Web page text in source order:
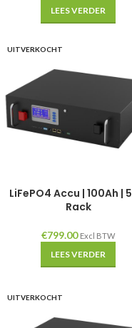
LEES VERDER
UITVERKOCHT
LiFePO4 Accu | 100Ah |
Rack
€799.00 Excl BTW
LEES VERDER
UITVERKOCHT